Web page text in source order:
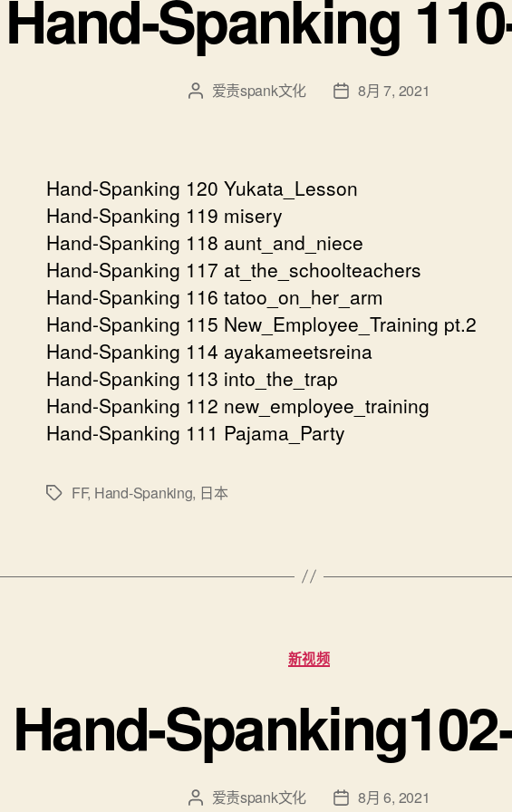
Hand-Spanking
文 爱责spank文化
发 8月 7, 2021
Hand-Spanking 120 Yukata_Lesson
Hand-Spanking 119 misery
Hand-Spanking 118 aunt_and_niece
Hand-Spanking 117 at_the_schoolteachers
Hand-Spanking 116 tatoo_on_her_arm
Hand-Spanking 115 New_Employee_Training pt.2
Hand-Spanking 114 ayakameetsreina
Hand-Spanking 113 into_the_trap
Hand-Spanking 112 new_employee_training
Hand-Spanking 111 Pajama_Party
标
FF, Hand-Spanking, 日本
分
类
新视频
Hand-
文 爱责spank文化
发 8月 6, 2021